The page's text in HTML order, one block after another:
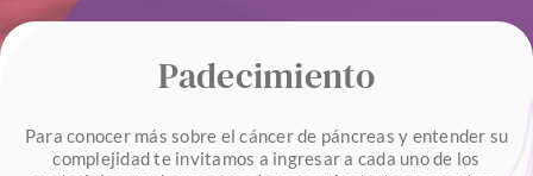
Padecimiento
Para conocer más sobre el cáncer de páncreas y entender su
complejidad te invitamos a ingresar a cada uno de los